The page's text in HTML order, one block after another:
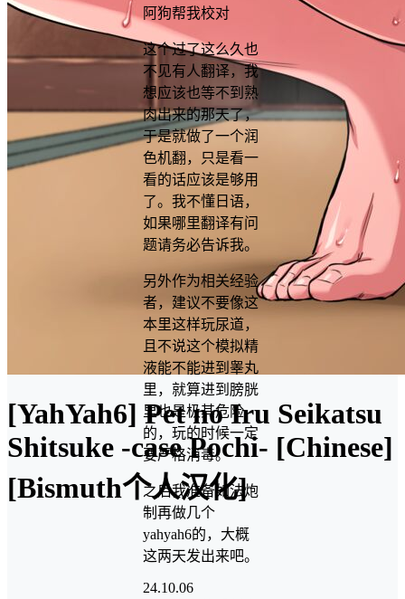
[YahYah6] Pet no Iru Seikatsu
Shitsuke -case Pochi- [Chinese]
[Bismuth个人汉化]
阿狗帮我校对
这个过了这么久也
不见有人翻译，我
想应该也等不到熟
肉出来的那天了，
于是就做了一个润
色机翻，只是看一
看的话应该是够用
了。我不懂日语，
如果哪里翻译有问
题请务必告诉我。
另外作为相关经验
者，建议不要像这
本里这样玩尿道，
且不说这个模拟精
液能不能进到睾丸
里，就算进到膀胱
里也是极其危险
的，玩的时候一定
要严格消毒。
之后我准备如法炮
制再做几个
yahyah6的，大概
这两天发出来吧。
24.10.06